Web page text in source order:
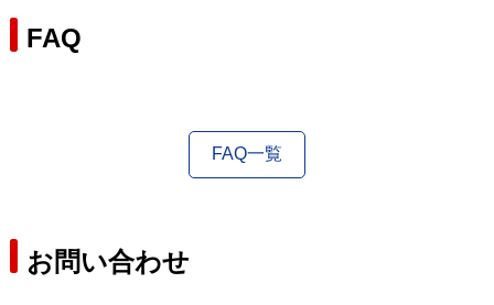
FAQ
FAQ一覧
お問い合わせ